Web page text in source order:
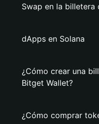
Swap en la billetera
dApps en Solana
¿Cómo crear una
Bitget Wallet?
¿Cómo comprar